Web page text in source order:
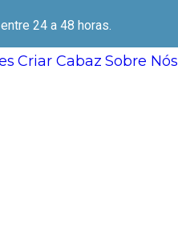
24 a 48 horas.
Criar Cabaz Sobre Nós